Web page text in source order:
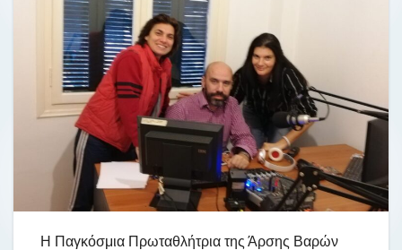
Η Παγκόσμια Πρωταθλήτρια της Άρσης Βαρών